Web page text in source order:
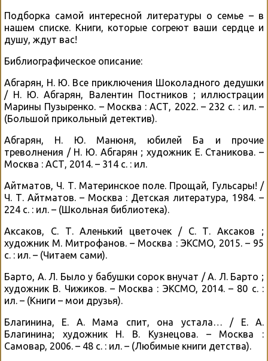
Подборка самой интересной литературы о семье – в
нашем списке. Книги, которые согреют ваши сердце и
душу, ждут вас!
Библиографическое описание:
Абгарян, Н. Ю. Все приключения Шоколадного дедушки
/ Н. Ю. Абгарян, Валентин Постников ; иллюстрации
Марины Пузыренко. – Москва : АСТ, 2022. – 232 с. : ил. –
(Большой прикольный детектив).
Абгарян, Н. Ю. Манюня, юбилей Ба и прочие
треволнения / Н. Ю. Абгарян ; художник Е. Станикова. –
Москва : АСТ, 2014. – 314 с. : ил.
Айтматов, Ч. Т. Материнское поле. Прощай, Гульсары! /
Ч. Т. Айтматов. – Москва : Детская литература, 1984. –
224 с. : ил. – (Школьная библиотека).
Аксаков, С. Т. Аленький цветочек / С. Т. Аксаков ;
художник М. Митрофанов. – Москва : ЭКСМО, 2015. – 95
с. : ил. – (Читаем сами).
Барто, А. Л. Было у бабушки сорок внучат / А. Л. Барто ;
художник В. Чижиков. – Москва : ЭКСМО, 2014. – 80 с. :
ил. – (Книги – мои друзья).
Благинина, Е. А. Мама спит, она устала… / Е. А.
Благинина; художник Н. В. Кузнецова. – Москва :
Самовар, 2006. – 48 с. : ил. – (Любимые книги детства).